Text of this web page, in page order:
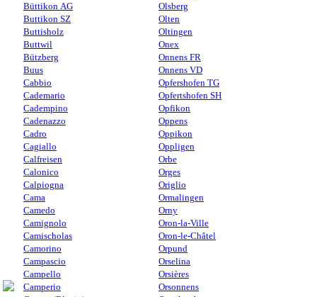
Büttikon AG
Buttikon SZ
Buttisholz
Buttwil
Bützberg
Buus
Cabbio
Cademario
Cadempino
Cadenazzo
Cadro
Cagiallo
Calfreisen
Calonico
Calpiogna
Cama
Camedo
Camignolo
Camischolas
Camorino
Campascio
Campello
Camperio
Olsberg
Olten
Oltingen
Onex
Onnens FR
Onnens VD
Opfershofen TG
Opfertshofen SH
Opfikon
Oppens
Oppikon
Oppligen
Orbe
Orges
Origlio
Ormalingen
Orny
Oron-la-Ville
Oron-le-Châtel
Orpund
Orselina
Orsières
Orsonnens